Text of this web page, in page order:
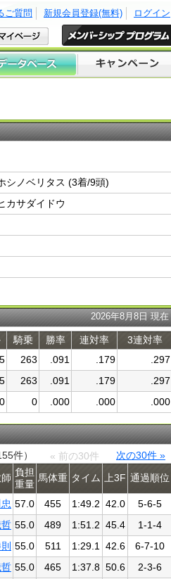
ログイン
新規会員登録(無料)
ご質問
ノベリタス (3着/9頭)
サダイドウ
2026年8月8日 現在
騎乗 勝率 連対率
3連対率
263 .091 .179
.297
263 .091 .179
.297
0 0 .000 .000 .000
件） « 前の30件 次の30件 »
負担
重量
馬体重 タイム 上3F 通過​順位
57.0 455 1:49.2 42.0
5-6-5
55.0 489 1:51.2 45.4
1-1-4
55.0 511 1:29.1 42.6
6-7-10
55.0 465 1:37.8 50.6
2-3-6